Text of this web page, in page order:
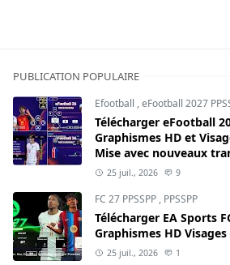
PUBLICATION POPULAIRE
Efootball ,eFootball 2027
Télécharger eFootball
Graphismes HD et
Mise avec nouveaux
25 juil., 2026 9
FC 27 PPSSPP , PPSSPP
Télécharger EA Sports
Graphismes HD
25 juil., 2026 1